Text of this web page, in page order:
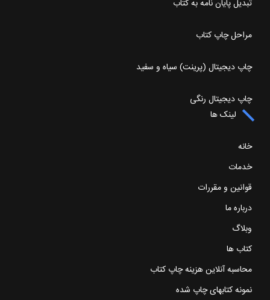
تبدیل پایان نامه به کتاب
مراحل چاپ کتاب
چاپ دیجیتال (پرینت) سیاه و سفید
چاپ دیجیتال رنگی
لینک ها
خانه
خدمات
قوانین و مقررات
درباره ما
وبلاگ
کتاب ها
محاسبه آنلاین هزینه چاپ کتاب
نمونه کتابهای چاپ شده